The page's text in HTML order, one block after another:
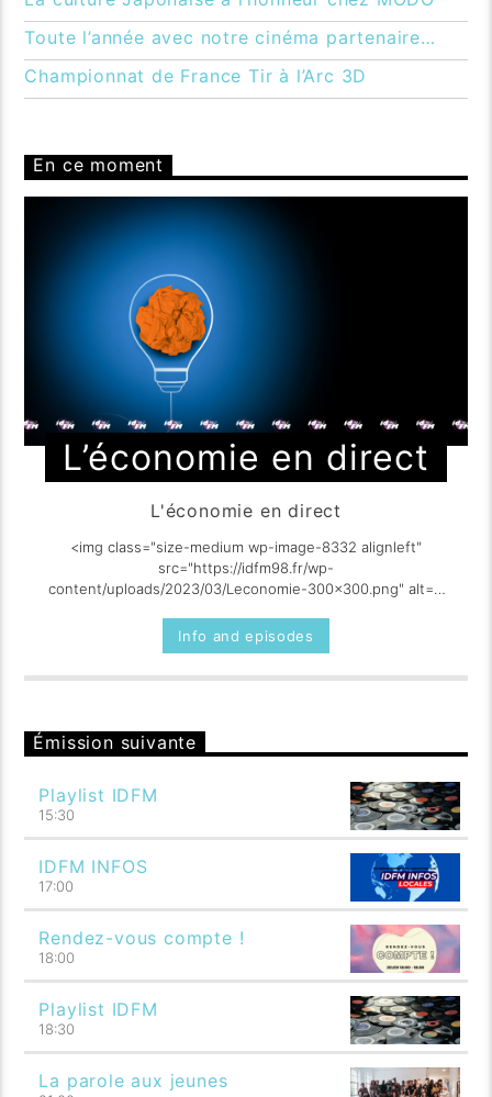
Toute l’année avec notre cinéma partenaire…
Championnat de France Tir à l’Arc 3D
En ce moment
L’économie en direct
L'économie en direct
<img class="size-medium wp-image-8332 alignleft"
src="https://idfm98.fr/wp-
content/uploads/2023/03/Leconomie-300x300.png" alt=""
Info and episodes
Émission suivante
Playlist IDFM
15:30
IDFM INFOS
17:00
Rendez-vous compte !
18:00
Playlist IDFM
18:30
La parole aux jeunes